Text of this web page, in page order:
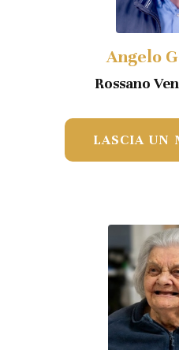
Angelo
Rossano
LASCIA UN